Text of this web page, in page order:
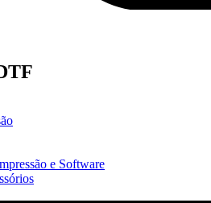
e Software